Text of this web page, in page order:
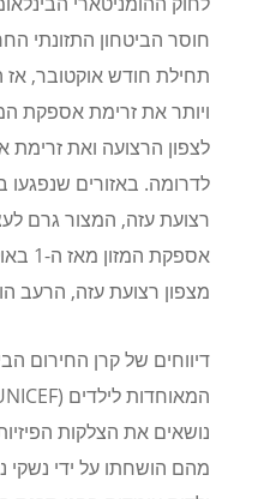
חוסר הביטחון התזונתי
תחילת חודש אוקטובר, אז
ויותר את זרימת אספקת
לצפון הרצועה ואת
לדרומה. באזורים שנפגעו
רצועת עזה, המצור גרם
מצפון רצועת עזה, הרעב
דיווחים של קרן החירום
המאוחדות לילדים (
נושאים את הצלקות
מהם הושחתו על ידי נשקי